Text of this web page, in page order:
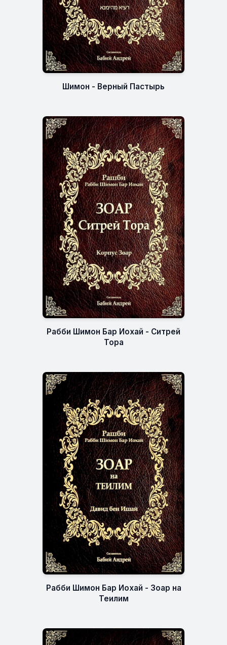
Шимон - Верный Пастырь
Рабби Шимон Бар Иохай - Ситрей
Тора
Рабби Шимон Бар Иохай - Зоар на
Теилим